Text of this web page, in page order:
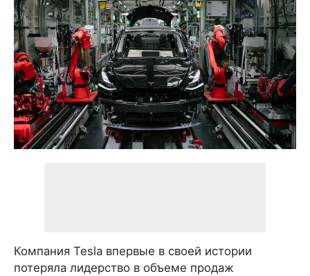
Компания Tesla впервые в своей истории
потеряла лидерство в объеме продаж